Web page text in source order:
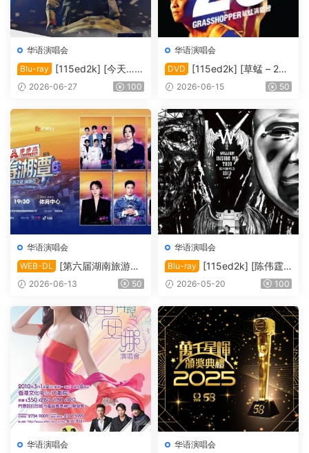
华语演唱会
Blu-ray
[115ed2k] [今天…is
the Day 刘德华巡回演唱会]
MA5.1][ISO/42.00 GiB]
2026-06-27 100
华语演唱会
DVD
[115ed2k] [草蜢 – 25
周年演唱会2010 Karaoke][IS
2026-06-15 50
华语演唱会
WEB-DL
[第六届湖南旅游发
展大会·青春湘潭演唱会][108
HBO][TS/20.33 GiB]
2026-06-13 50
华语演唱会
Blu-ray
[115ed2k] [陈伟霆“I
nside Me”巡回演唱会][Blura
1][ISO/63.91 GiB]
2026-05-20 100
华语演唱会 华语演唱会